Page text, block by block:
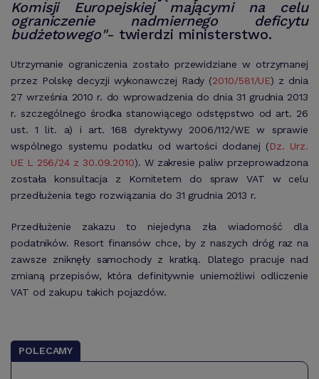
Komisji Europejskiej mającymi na celu
ograniczenie nadmiernego deficytu
budżetowego"- twierdzi ministerstwo.
Utrzymanie ograniczenia zostało przewidziane w otrzymanej
przez Polskę decyzji wykonawczej Rady (2010/581/UE) z dnia
27 września 2010 r. do wprowadzenia do dnia 31 grudnia 2013
r. szczególnego środka stanowiącego odstępstwo od art. 26
ust. 1 lit. a) i art. 168 dyrektywy 2006/112/WE w sprawie
wspólnego systemu podatku od wartości dodanej (Dz. Urz.
UE L 256/24 z 30.09.2010). W zakresie paliw przeprowadzona
została konsultacja z Komitetem do spraw VAT w celu
przedłużenia tego rozwiązania do 31 grudnia 2013 r.
Przedłużenie zakazu to niejedyna zła wiadomość dla
podatników. Resort finansów chce, by z naszych dróg raz na
zawsze zniknęły samochody z kratką. Dlatego pracuje nad
zmianą przepisów, która definitywnie uniemożliwi odliczenie
VAT od zakupu takich pojazdów.
POLECAMY